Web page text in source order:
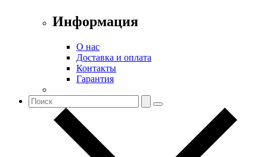
Информация
О нас
Доставка и оплата
Контакты
Гарантия